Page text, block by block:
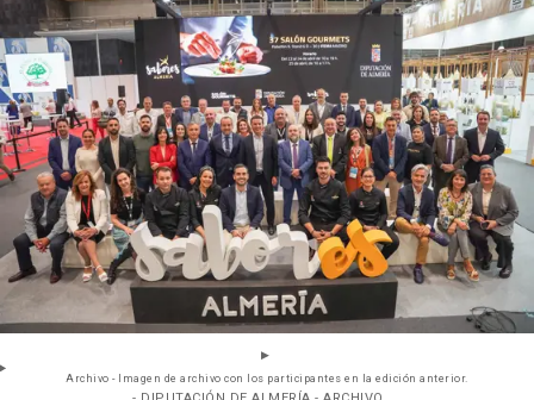
Archivo - Imagen de archivo con los participantes en la edición anterior.